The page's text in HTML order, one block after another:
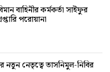
পরোয়ানা
নতুন নেতৃত্বে তাসনিমুল-নিবির